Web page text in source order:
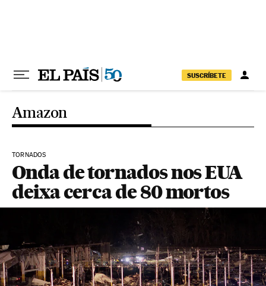
SUSCRÍBETE
Amazon
TORNADOS
Onda de tornados nos EUA
deixa cerca de 80 mortos